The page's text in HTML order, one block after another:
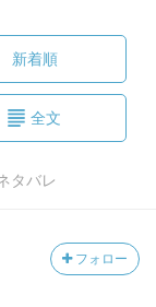
新着順
全文
タバレ
フォロー